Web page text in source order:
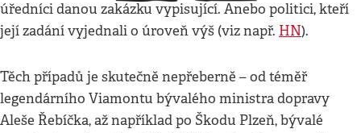
úředníci danou zakázku vypisující. Anebo politici, kteří
její zadání vyjednali o úroveň výš (viz např. HN).
Těch případů je skutečně nepřeberně – od téměř
legendárního Viamontu bývalého ministra dopravy
Aleše Řebíčka, až například po Škodu Plzeň, bývalé